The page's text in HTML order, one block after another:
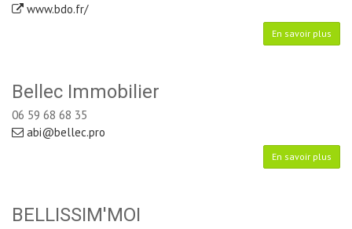
www.bdo.fr/
En savoir plus
Bellec Immobilier
06 59 68 68 35
abi@bellec.pro
En savoir plus
BELLISSIM'MOI